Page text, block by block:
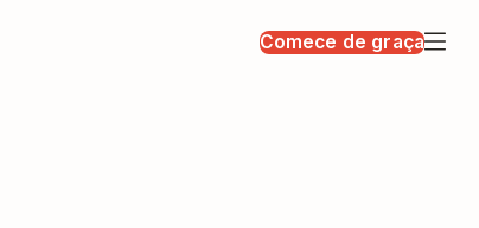
Comece de graça